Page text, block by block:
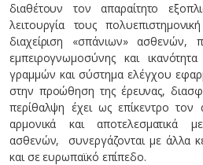
διαθέτουν τον απαραίτητο
λειτουργία τους
διαχείριση «σπάνιων» ασθενών,
εμπειρογνωμοσύνης και
γραμμών και σύστημα ελέγχου
στην προώθηση της έρευνας,
περίθαλψη έχει ως επίκεντρο τον
αρμονικά και
ασθενών, συνεργάζονται με άλλα
και σε ευρωπαϊκό επίπεδο.